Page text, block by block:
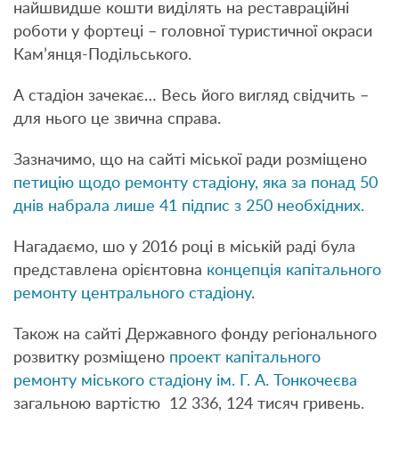
найшвидше кошти виділять на реставраційні
роботи у фортеці – головної туристичної окраси
Кам’янця-Подільського.
А стадіон зачекає… Весь його вигляд свідчить –
для нього це звична справа.
Зазначимо, що на сайті міської ради розміщено
петицію щодо ремонту стадіону, яка за понад 50
днів набрала лише 41 підпис з 250 необхідних.
Нагадаємо, шо у 2016 році в міській раді була
представлена орієнтовна концепція капітального
ремонту центрального стадіону.
Також на сайті Державного фонду регіонального
розвитку розміщено проект капітального
ремонту міського стадіону ім. Г. А. Тонкочеєва
загальною вартістю 12 336, 124 тисяч гривень.